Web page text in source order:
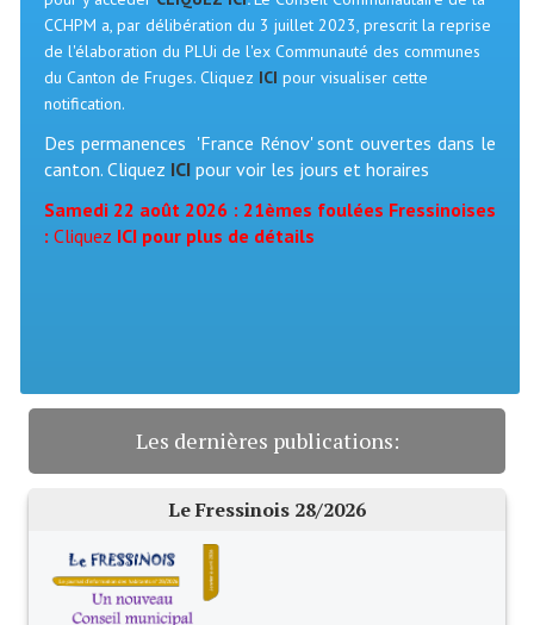
Démarches administratives
Projets et travaux en cours
Fêtes et manifestations
Terrains et maisons à vendre
L'équipe municipale
Le personnel municipal
Note de synthèse financière
Rapport d'orientation budgétaire
CCHPM a, par délibération du 3 juillet 2023, prescrit la reprise
de l'élaboration du PLUi de l'ex Communauté des communes
du Canton de Fruges. Cliquez ICI pour visualiser cette
notification.
Des permanences 'France Rénov' sont ouvertes dans le
canton. Cliquez ICI pour voir les jours et horaires
Samedi 22 août 2026 : 21èmes foulées Fressinoises
: Cliquez ICI pour plus de détails
Les dernières publications:
Le Fressinois 28/2026